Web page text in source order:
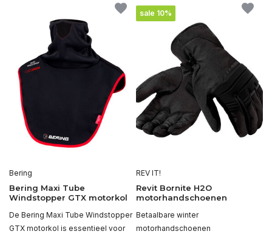
Bering
Bering Maxi Tube
Windstopper GTX motorkol
De Bering Maxi Tube Windstopper
GTX motorkol is essentieel voor
sale 10%
REV IT!
Revit Bornite H2O
motorhandschoenen
Betaalbare winter
motorhandschoenen